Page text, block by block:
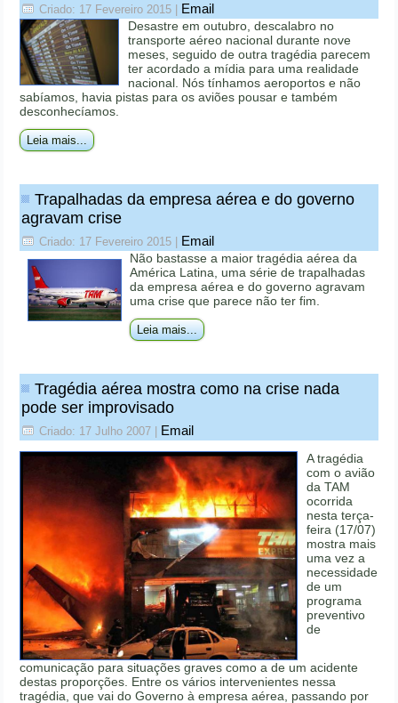
Criado: 17 Fevereiro 2015 Email
Desastre em outubro, descalabro no
transporte aéreo nacional durante nove
meses, seguido de outra tragédia parecem
ter acordado a mídia para uma realidade
nacional. Nós tínhamos aeroportos e não
sabíamos, havia pistas para os aviões pousar e também
desconhecíamos.
Leia mais...
Trapalhadas da empresa aérea e do governo
agravam crise
Criado: 17 Fevereiro 2015 Email
Não bastasse a maior tragédia aérea da
América Latina, uma série de trapalhadas
da empresa aérea e do governo agravam
uma crise que parece não ter fim.
Leia mais...
Tragédia aérea mostra como na crise nada
pode ser improvisado
Criado: 17 Julho 2007 Email
A tragédia
com o avião
da TAM
ocorrida
nesta terça-
feira (17/07)
mostra mais
uma vez a
necessidade
de um
programa
preventivo
de
comunicação para situações graves como a de um acidente
destas proporções. Entre os vários intervenientes nessa
tragédia, que vai do Governo à empresa aérea, passando por